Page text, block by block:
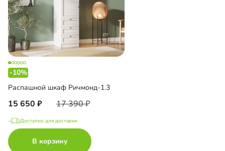
-10%
Распашной шкаф Ричмонд-1.3
15 650 17 390
Доступно для доставки
В корзину